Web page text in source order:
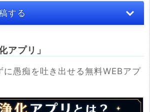
する
アプリ」
に愚痴を吐き出せる無料WEBアプ